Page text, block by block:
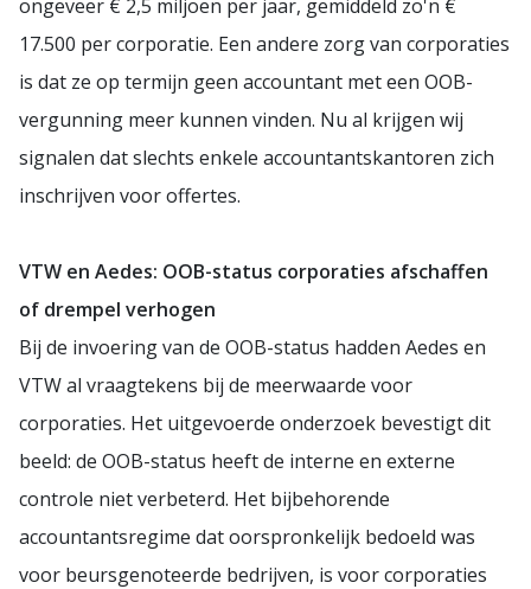
ongeveer € 2,5 miljoen per jaar, gemiddeld zo'n €
17.500 per corporatie. Een andere zorg van corporaties
is dat ze op termijn geen accountant met een OOB-
vergunning meer kunnen vinden. Nu al krijgen wij
signalen dat slechts enkele accountantskantoren zich
inschrijven voor offertes.
VTW en Aedes: OOB-status corporaties afschaffen
of drempel verhogen
Bij de invoering van de OOB-status hadden Aedes en
VTW al vraagtekens bij de meerwaarde voor
corporaties. Het uitgevoerde onderzoek bevestigt dit
beeld: de OOB-status heeft de interne en externe
controle niet verbeterd. Het bijbehorende
accountantsregime dat oorspronkelijk bedoeld was
voor beursgenoteerde bedrijven, is voor corporaties